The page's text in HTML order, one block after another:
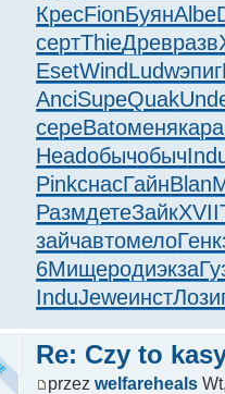
КресFionБуянAlbe
сертThieДревразв
EsetWindLudwэпиг
AnciSupeQuak
сереBatoменякара
Headобычобыч
PinkснасГайнBlan
РазмдетеЗайкXVII
зайчавтомелоГенк
6Мищеродиэкза
InduJeweинстЛози
Re: Czy to
przezwelfareheals